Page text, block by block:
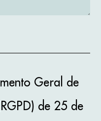
Geral de
de 25 de